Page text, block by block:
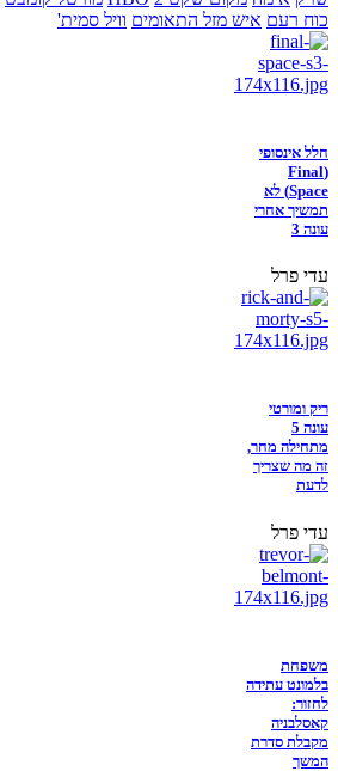
כוח רעם איש מזל התאומים וויל סמית'
חלל אינסופי
(Final
Space) לא
תמשיך אחרי
עונה 3
עדי פרל
ריק ומורטי
עונה 5
מתחילה מחר,
זה מה שצריך
לדעת
עדי פרל
משפחת
בלמונט עתידה
לחזור:
קאסלבניה
מקבלת סדרת
המשך